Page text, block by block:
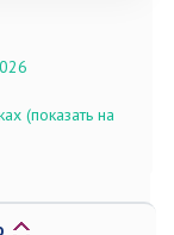
(показать на